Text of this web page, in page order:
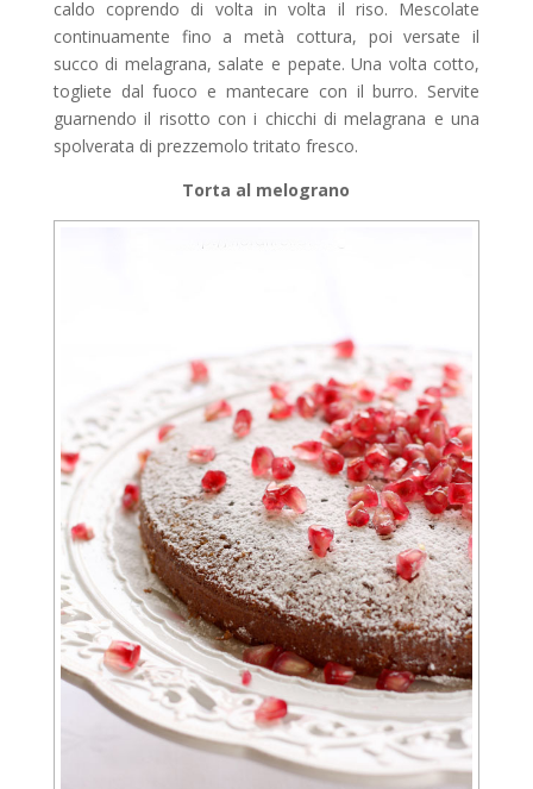
caldo coprendo di volta in volta il riso. Mescolate
continuamente fino a metà cottura, poi versate il
succo di melagrana, salate e pepate. Una volta cotto,
togliete dal fuoco e mantecare con il burro. Servite
guarnendo il risotto con i chicchi di melagrana e una
spolverata di prezzemolo tritato fresco.
Torta al melograno